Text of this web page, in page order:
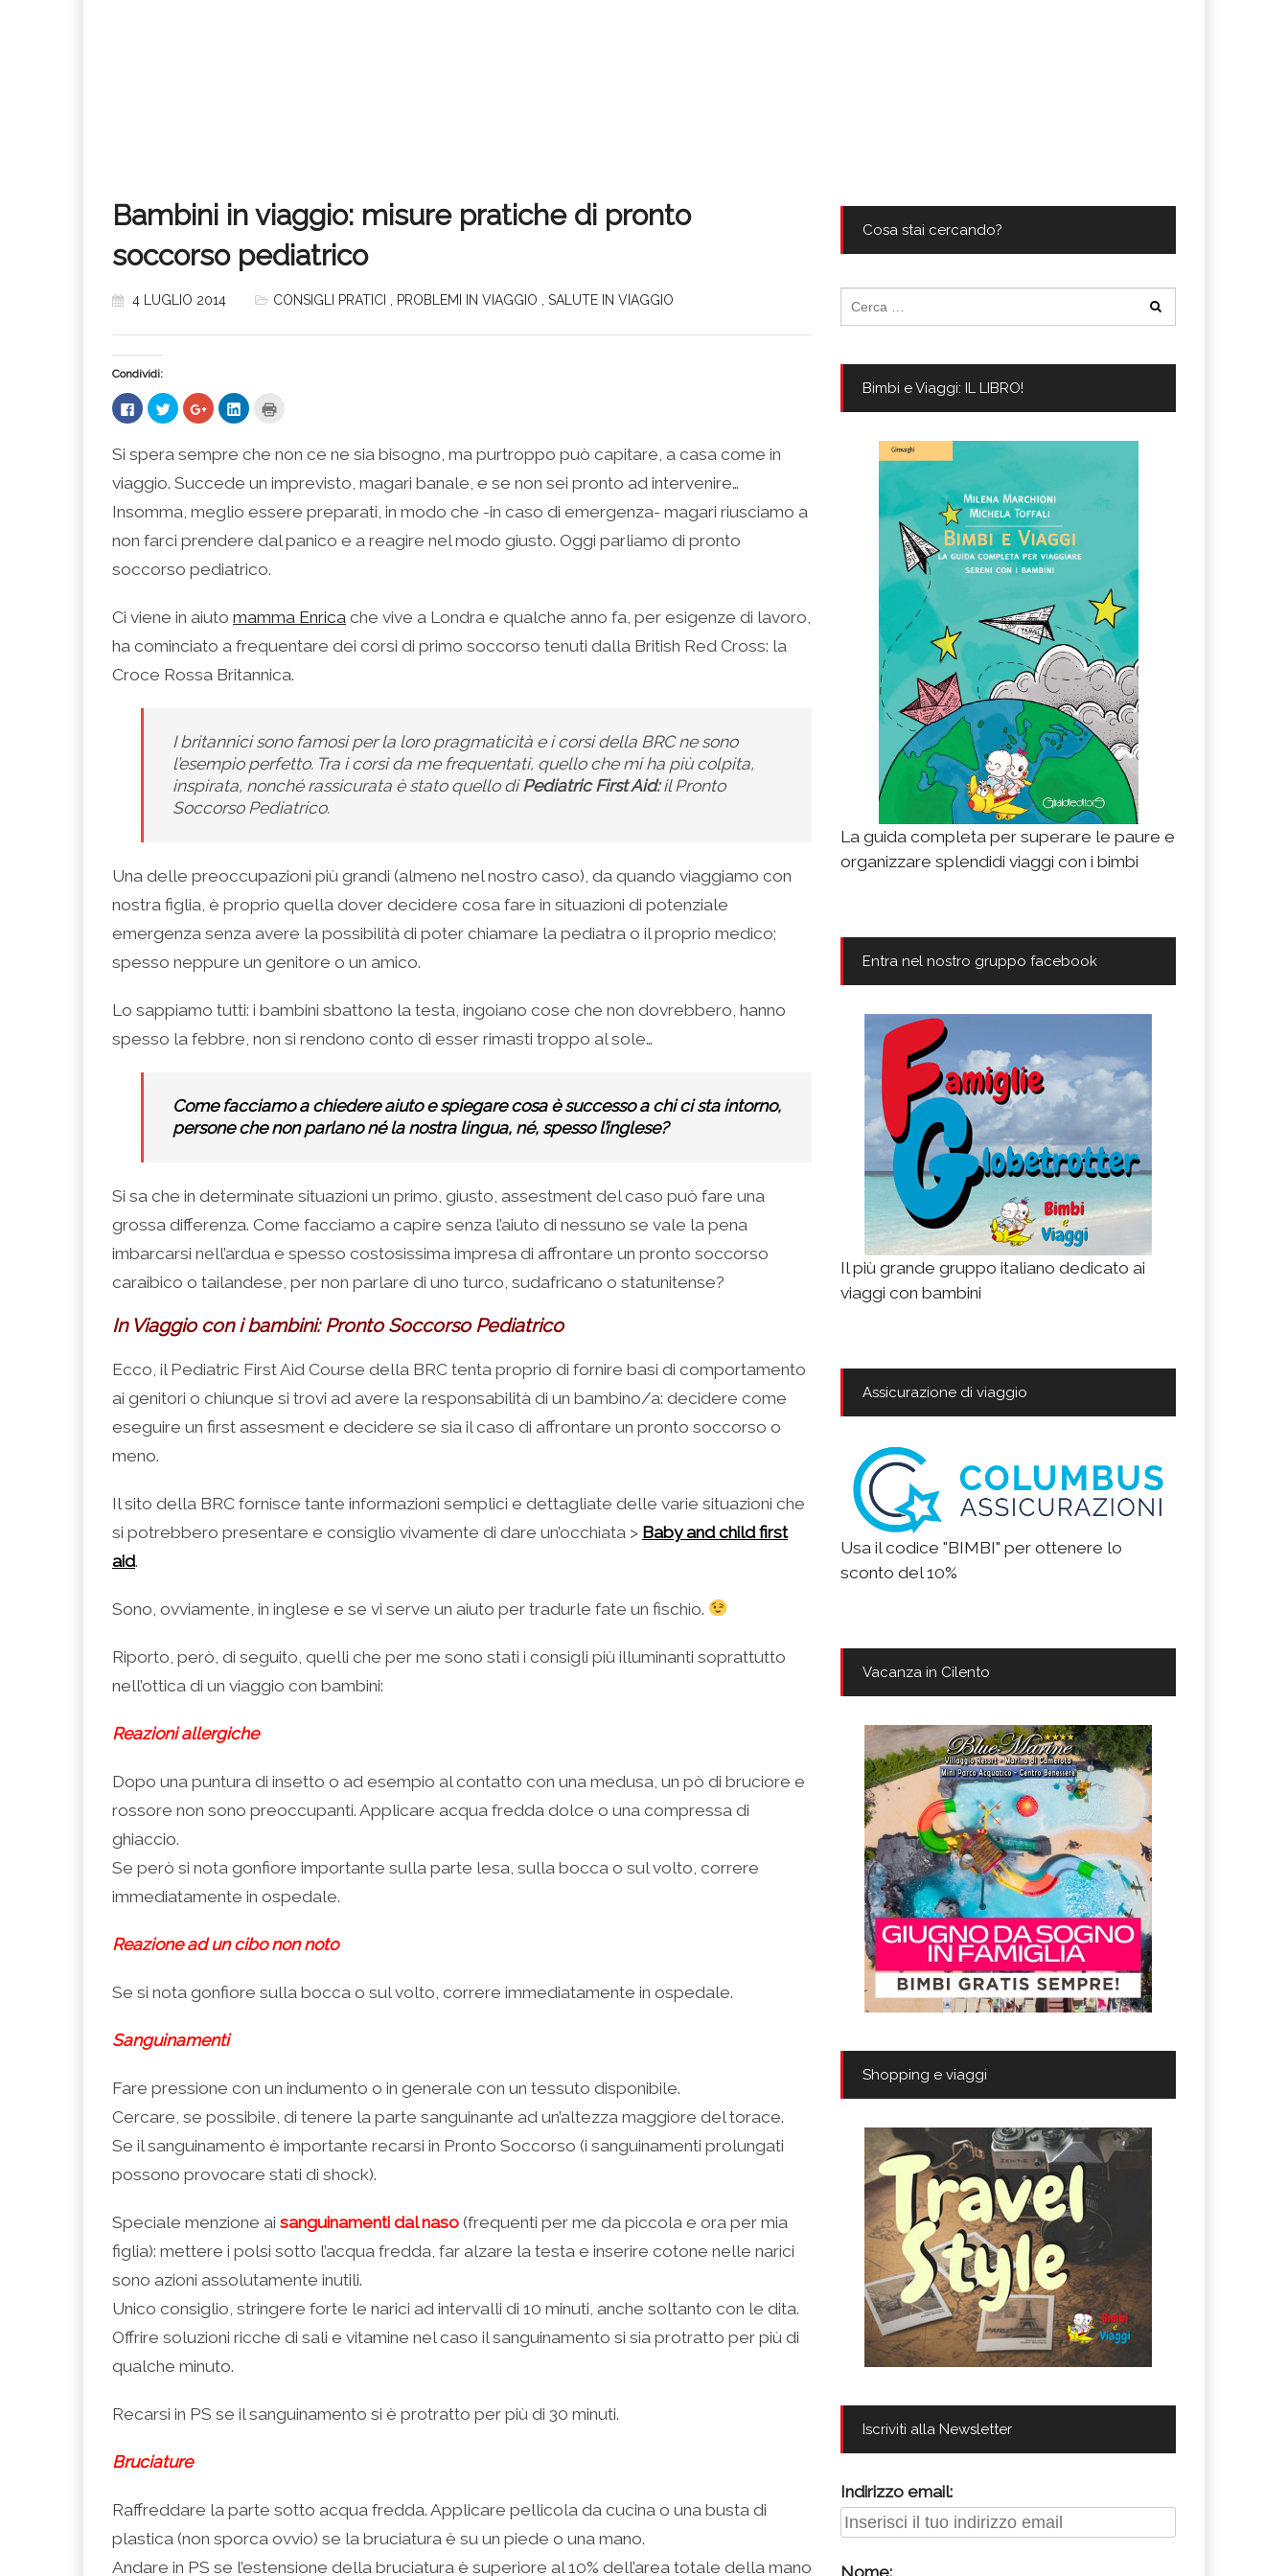
Bambini in viaggio: misure pratiche di pronto
soccorso pediatrico
4 LUGLIO 2014 CONSIGLI PRATICI PROBLEMI IN VIAGGIO SALUTE IN VIAGGIO
Condividi:
Fai
clic
su
Facebook
apre
in
una
nuova
finestra)
Fai
clic
condividere
su
Twitter
(Si
in
una
nuova
finestra)
Fai
clic
condividere
su
Google+
(Si
in
una
nuova
finestra)
Fai
clic
condividere
su
LinkedIn
(Si
in
una
nuova
finestra)
stampare
(Si
in
una
nuova
finestra)
Si spera sempre che non ce ne sia bisogno, ma purtroppo può capitare, a casa come in
viaggio. Succede un imprevisto, magari banale, e se non sei pronto ad intervenire…
Insomma, meglio essere preparati, in modo che -in caso di emergenza- magari riusciamo a
non farci prendere dal panico e a reagire nel modo giusto. Oggi parliamo di pronto
soccorso pediatrico.
Ci viene in aiuto mamma Enrica che vive a Londra e qualche anno fa, per esigenze di lavoro,
ha cominciato a frequentare dei corsi di primo soccorso tenuti dalla British Red Cross: la
Croce Rossa Britannica.
I britannici sono famosi per la loro pragmaticità e i corsi della BRC ne sono
l’esempio perfetto. Tra i corsi da me frequentati, quello che mi ha più colpita,
inspirata, nonché rassicurata è stato quello diPediatric First Aid:il Pronto
Soccorso Pediatrico.
Una delle preoccupazioni più grandi (almeno nel nostro caso), da quando viaggiamo con
nostra figlia, è proprio quella dover decidere cosa fare in situazioni di potenziale
emergenza senza avere la possibilità di poter chiamare la pediatra o il proprio medico;
spesso neppure un genitore o un amico.
Lo sappiamo tutti: i bambini sbattono la testa, ingoiano cose che non dovrebbero, hanno
spesso la febbre, non si rendono conto di esser rimasti troppo al sole…
Come facciamo a chiedere aiuto e spiegare cosa è successo a chi ci sta intorno,
persone che non parlano né la nostra lingua, né, spesso l’inglese?
Si sa che in determinate situazioni un primo, giusto, assestment del caso può fare una
grossa differenza. Come facciamo a capire senza l’aiuto di nessuno se vale la pena
imbarcarsi nell’ardua e spesso costosissima impresa di affrontare un pronto soccorso
caraibico o tailandese, per non parlare di uno turco, sudafricano o statunitense?
In Viaggio con i bambini: Pronto Soccorso Pediatrico
Ecco, il Pediatric First Aid Course della BRC tenta proprio di fornire basi di comportamento
ai genitori o chiunque si trovi ad avere la responsabilità di un bambino/a: decidere come
eseguire un first assesment e decidere se sia il caso di affrontare un pronto soccorso o
meno.
Il sito della BRC fornisce tante informazioni semplici e dettagliate delle varie situazioni che
si potrebbero presentare e consiglio vivamente di dare un’occhiata > Baby and child first
aid.
Sono, ovviamente, in inglese e se vi serve un aiuto per tradurle fate un fischio.
Riporto, però, di seguito, quelli che per me sono stati i consigli più illuminanti soprattutto
nell’ottica di un viaggio con bambini:
Reazioni allergiche
Dopo una puntura di insetto o ad esempio al contatto con una medusa, un pò di bruciore e
rossore non sono preoccupanti. Applicare acqua fredda dolce o una compressa di
ghiaccio.
Se però si nota gonfiore importante sulla parte lesa, sulla bocca o sul volto, correre
immediatamente in ospedale.
Reazione ad un cibo non noto
Se si nota gonfiore sulla bocca o sul volto, correre immediatamente in ospedale.
Sanguinamenti
Fare pressione con un indumento o in generale con un tessuto disponibile.
Cercare, se possibile, di tenere la parte sanguinante ad un’altezza maggiore del torace.
Se il sanguinamento è importante recarsi in Pronto Soccorso (i sanguinamenti prolungati
possono provocare stati di shock).
Speciale menzione ai sanguinamenti dal naso (frequenti per me da piccola e ora per mia
figlia): mettere i polsi sotto l’acqua fredda, far alzare la testa e inserire cotone nelle narici
sono azioni assolutamente inutili.
Unico consiglio, stringere forte le narici ad intervalli di 10 minuti, anche soltanto con le dita.
Offrire soluzioni ricche di sali e vitamine nel caso il sanguinamento si sia protratto per più di
qualche minuto.
Recarsi in PS se il sanguinamento si è protratto per più di 30 minuti.
Bruciature
Raffreddare la parte sotto acqua fredda. Applicare pellicola da cucina o una busta di
plastica (non sporca ovvio) se la bruciatura è su un piede o una mano.
Andare in PS se l’estensione della bruciatura è superiore al 10% dell’area totale della mano
Cosa stai cercando?
per:
Bimbi e Viaggi: IL LIBRO!
La guida completa per superare le paure e
organizzare splendidi viaggi con i bimbi
Entra nel nostro gruppo facebook
Il più grande gruppo italiano dedicato ai
viaggi con bambini
Assicurazione di viaggio
Usa il codice "BIMBI" per ottenere lo
sconto del 10%
Vacanza in Cilento
Shopping e viaggi
Iscriviti alla Newsletter
Indirizzo email: